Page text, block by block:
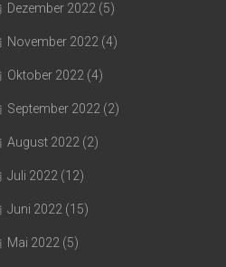
Dezember 2022 (5)
November 2022 (4)
Oktober 2022 (4)
September 2022 (2)
August 2022 (2)
Juli 2022 (12)
Juni 2022 (15)
Mai 2022 (5)